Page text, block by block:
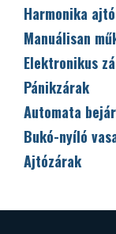
Harmonika
Manuálisan
Elektronikus
Pánikzárak
Automata
Bukó-nyíló
Ajtózárak